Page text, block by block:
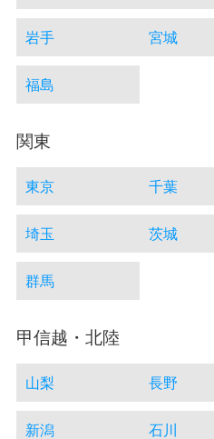
岩手 宮城
福島
関東
東京 千葉
埼玉 茨城
群馬
甲信越・北陸
山梨 長野
新潟 石川